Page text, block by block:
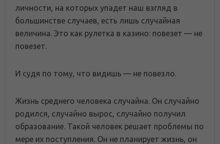
личности, на которых упадет наш взгляд в
большинстве случаев, есть лишь случайная
величина. Это как рулетка в казино: повезет — не
повезет.
И судя по тому, что видишь — не повезло.
Жизнь среднего человека случайна. Он случайно
родился, случайно вырос, случайно получил
образование. Такой человек решает проблемы по
мере их поступления. Он не планирует жизнь, он